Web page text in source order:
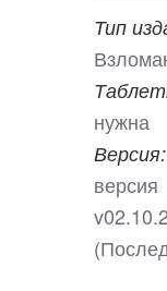
Тип
нужна
Версия:
версия